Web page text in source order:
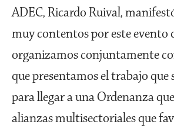
ADEC, Ricardo Ruival,
muy contentos por este evento
organizamos conjuntamente
que presentamos el trabajo que
para llegar a una Ordenanza
alianzas multisectoriales que